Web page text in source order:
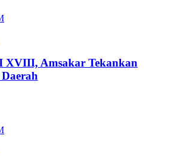
XVIII, Amsakar Tekankan